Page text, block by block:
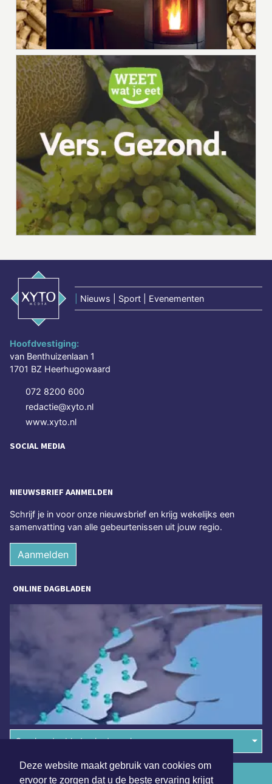
Deze website maakt gebruik van cookies om
ervoor te zorgen dat u de beste ervaring krijgt
Nieuws | Sport | Evenementen
Hoofdvestiging:
van Benthuizenlaan 1
1701 BZ Heerhugowaard
072 8200 600
redactie@xyto.nl
www.xyto.nl
SOCIAL MEDIA
NIEUWSBRIEF AANMELDEN
Schrijf je in voor onze nieuwsbrief en krijg wekelijks een
samenvatting van alle gebeurtenissen uit jouw regio.
Aanmelden
ONLINE DAGBLADEN
Overige dagbladen in de regio
Algemene voorwaarden